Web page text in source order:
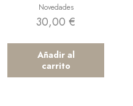
Novedades
30,00€
Añadir al
carrito